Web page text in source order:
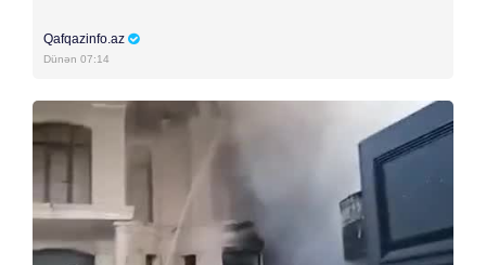
Qafqazinfo.az
Dünən 07:14